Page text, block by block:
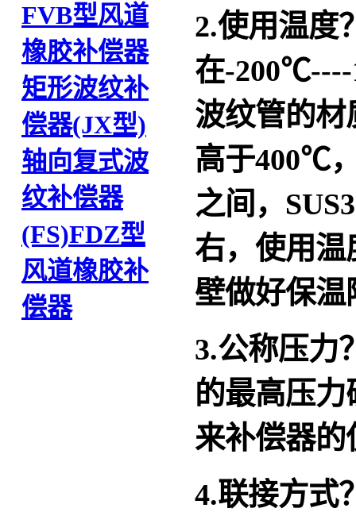
FVB型风道
橡胶补偿器
矩形波纹补
偿器(JX型)
轴向复式波
纹补偿器
(FS)FDZ型
风道橡胶补
偿器
2.使用温度
在-
波纹管的材
高于400℃
之间，
右，使用
壁做好保温
3.公称压力
的最高压
来补偿器的
4.联接方式